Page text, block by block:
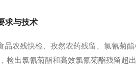
求与技术
农残快检、孜然农药残留、氯氰菊
出氯氰菊酯和高效氯氰菊酯残留超